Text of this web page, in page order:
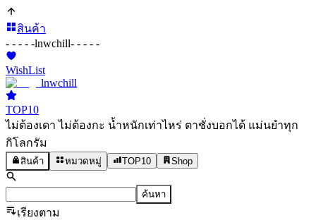
สินค้า
- - - - -lnwchill- - - - -
WishList
lnwchill
TOP10
ไม่ต้องเดา ไม่ต้องกะ น้ำหนักเท่าไหร่ ตาชั่งบอกได้ แม่นยำทุก
กิโลกรัม
สินค้า หมวดหมู่ TOP10 Shop
ค้นหา
เรียงตาม